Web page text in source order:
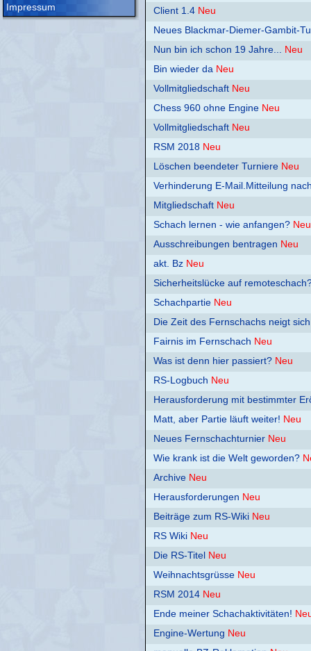
Impressum
Client 1.4 Neu
Neues Blackmar-Diemer-Gambit-
Nun bin ich schon 19 Jahre... Neu
Bin wieder da Neu
Vollmitgliedschaft Neu
Chess 960 ohne Engine Neu
Vollmitgliedschaft Neu
RSM 2018 Neu
Löschen beendeter Turniere Neu
Verhinderung E-Mail.Mitteilung
Mitgliedschaft Neu
Schach lernen - wie anfangen? Neu
Ausschreibungen bentragen Neu
akt. Bz Neu
Sicherheitslücke auf
Schachpartie Neu
Die Zeit des Fernschachs neigt
Fairnis im Fernschach Neu
Was ist denn hier passiert? Neu
RS-Logbuch Neu
Herausforderung mit bestimmter
Matt, aber Partie läuft weiter! Neu
Neues Fernschachturnier Neu
Wie krank ist die Welt geworden?
Archive Neu
Herausforderungen Neu
Beiträge zum RS-Wiki Neu
RS Wiki Neu
Die RS-Titel Neu
Weihnachtsgrüsse Neu
RSM 2014 Neu
Ende meiner Schachaktivitäten!
Engine-Wertung Neu